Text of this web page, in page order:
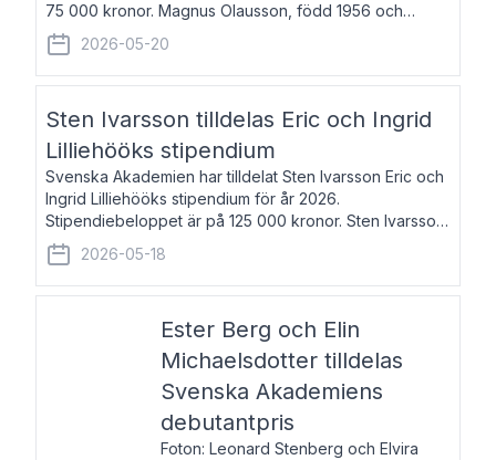
75 000 kronor. Magnus Olausson, född 1956 och
bosatt i Stockholm, är konstvetare, museiman och
hovman. Han disputerade 1993 vid Uppsala un
2026-05-20
Sten Ivarsson tilldelas Eric och Ingrid
Lilliehööks stipendium
Svenska Akademien har tilldelat Sten Ivarsson Eric och
Ingrid Lilliehööks stipendium för år 2026.
Stipendiebeloppet är på 125 000 kronor. Sten Ivarsson,
född 1979, är mediateksamordnare vid
Söderslättsgymnasiet i Trelleborg. Här har han på
2026-05-18
Ester Berg och Elin
Michaelsdotter tilldelas
Svenska Akademiens
debutantpris
Foton: Leonard Stenberg och Elvira